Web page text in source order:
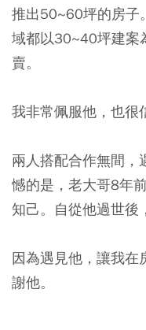
推出50~60坪的房子
域都以30~40坪建案
賣。
我非常佩服他，也很
兩人搭配合作無間，
憾的是，老大哥8年
知己。自從他過世後
因為遇見他，讓我在
謝他。